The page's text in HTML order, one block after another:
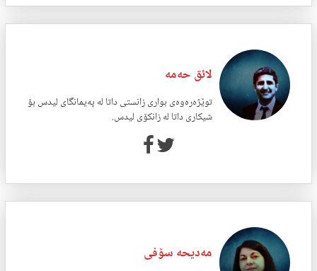
لائق حەمە
توێژەرەوەی بواری زانستی داتا لە پەیمانگای لیدس بۆ
شیکاری داتا لە زانکۆی لیدس.
مەدیحە سۆفی